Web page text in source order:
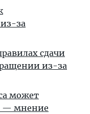
за
сдачи
из-за
может
— мнение